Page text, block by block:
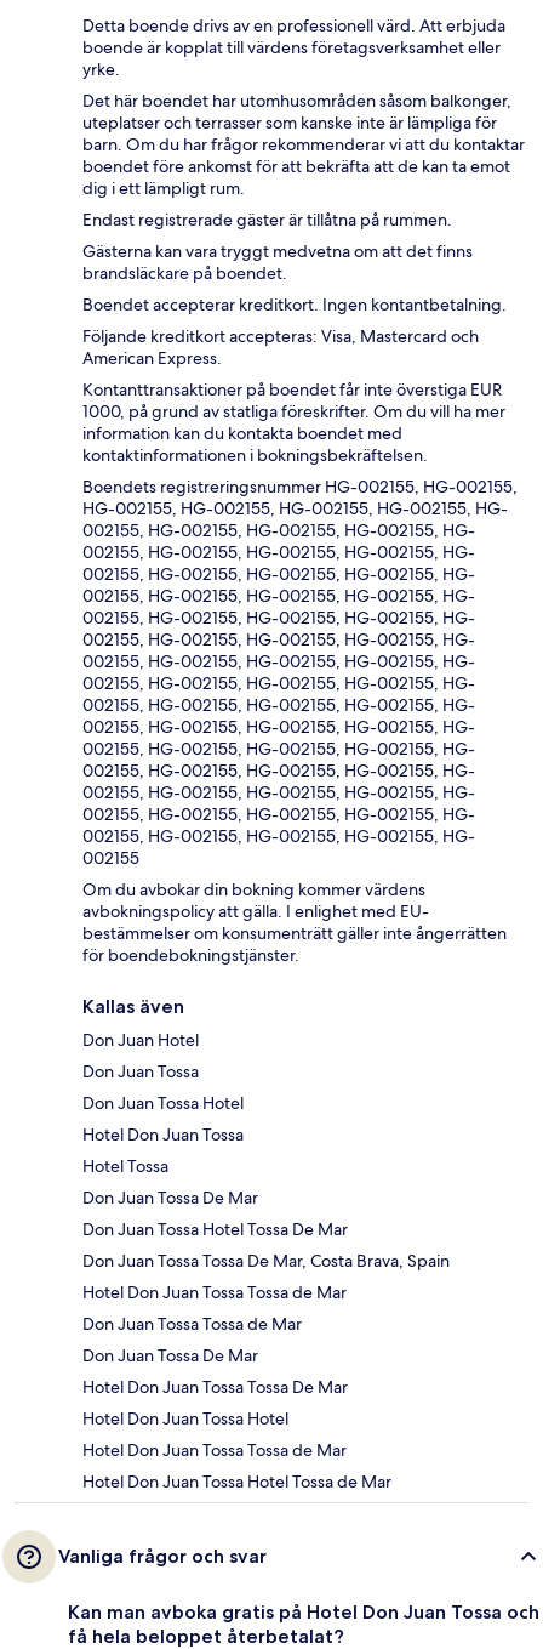
Detta boende drivs av en professionell värd. Att erbjuda
boende är kopplat till värdens företagsverksamhet eller
yrke.
Det här boendet har utomhusområden såsom balkonger,
uteplatser och terrasser som kanske inte är lämpliga för
barn. Om du har frågor rekommenderar vi att du kontaktar
boendet före ankomst för att bekräfta att de kan ta emot
dig i ett lämpligt rum.
Endast registrerade gäster är tillåtna på rummen.
Gästerna kan vara tryggt medvetna om att det finns
brandsläckare på boendet.
Boendet accepterar kreditkort. Ingen kontantbetalning.
Följande kreditkort accepteras: Visa, Mastercard och
American Express.
Kontanttransaktioner på boendet får inte överstiga EUR
1000, på grund av statliga föreskrifter. Om du vill ha mer
information kan du kontakta boendet med
kontaktinformationen i bokningsbekräftelsen.
Boendets registreringsnummer HG-002155, HG-002155,
HG-002155, HG-002155, HG-002155, HG-002155, HG-
002155, HG-002155, HG-002155, HG-002155, HG-
002155, HG-002155, HG-002155, HG-002155, HG-
002155, HG-002155, HG-002155, HG-002155, HG-
002155, HG-002155, HG-002155, HG-002155, HG-
002155, HG-002155, HG-002155, HG-002155, HG-
002155, HG-002155, HG-002155, HG-002155, HG-
002155, HG-002155, HG-002155, HG-002155, HG-
002155, HG-002155, HG-002155, HG-002155, HG-
002155, HG-002155, HG-002155, HG-002155, HG-
002155, HG-002155, HG-002155, HG-002155, HG-
002155, HG-002155, HG-002155, HG-002155, HG-
002155, HG-002155, HG-002155, HG-002155, HG-
002155, HG-002155, HG-002155, HG-002155, HG-
002155, HG-002155, HG-002155, HG-002155, HG-
002155, HG-002155, HG-002155, HG-002155, HG-
002155
Om du avbokar din bokning kommer värdens
avbokningspolicy att gälla. I enlighet med EU-
bestämmelser om konsumenträtt gäller inte ångerrätten
för boendebokningstjänster.
Kallas även
Don Juan Hotel
Don Juan Tossa
Don Juan Tossa Hotel
Hotel Don Juan Tossa
Hotel Tossa
Don Juan Tossa De Mar
Don Juan Tossa Hotel Tossa De Mar
Don Juan Tossa Tossa De Mar, Costa Brava, Spain
Hotel Don Juan Tossa Tossa de Mar
Don Juan Tossa Tossa de Mar
Don Juan Tossa De Mar
Hotel Don Juan Tossa Tossa De Mar
Hotel Don Juan Tossa Hotel
Hotel Don Juan Tossa Tossa de Mar
Hotel Don Juan Tossa Hotel Tossa de Mar
Vanliga frågor och svar
Kan man avboka gratis på Hotel Don Juan Tossa och
få hela beloppet återbetalat?